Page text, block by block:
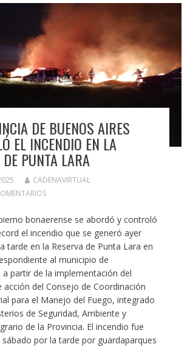
DE BUENOS AIRES
EL INCENDIO EN LA
DE PUNTA LARA
CADENAVIRTUAL
bonaerense se abordó y controló
el incendio que se generó ayer
tarde en la Reserva de Punta Lara en
al municipio de
a partir de la implementación del
del Consejo de Coordinación
para el Manejo del Fuego, integrado
de Seguridad, Ambiente y
de la Provincia. El incendio fue
por la tarde por guardaparques